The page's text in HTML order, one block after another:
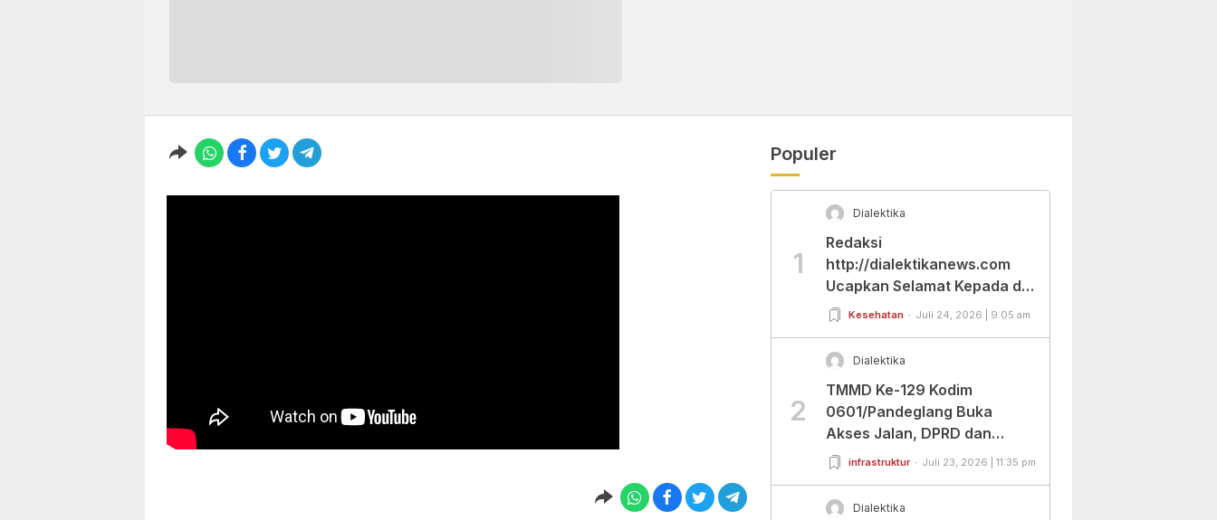
Populer
1
Dialektika
Redaksi
http://dialektikanews.com
Ucapkan Selamat Kepada dr.
Cut Budiarti Atas Jabatan
Pandeglang
Kesehatan Juli 24, 2026 | 9:05 am
2
Dialektika
TMMD Ke-129 Kodim
0601/Pandeglang Buka
Akses Jalan, DPRD dan
Warga Beri Apresiasi
infrastruktur Juli 23, 2026 | 11:35 pm
Dialektika